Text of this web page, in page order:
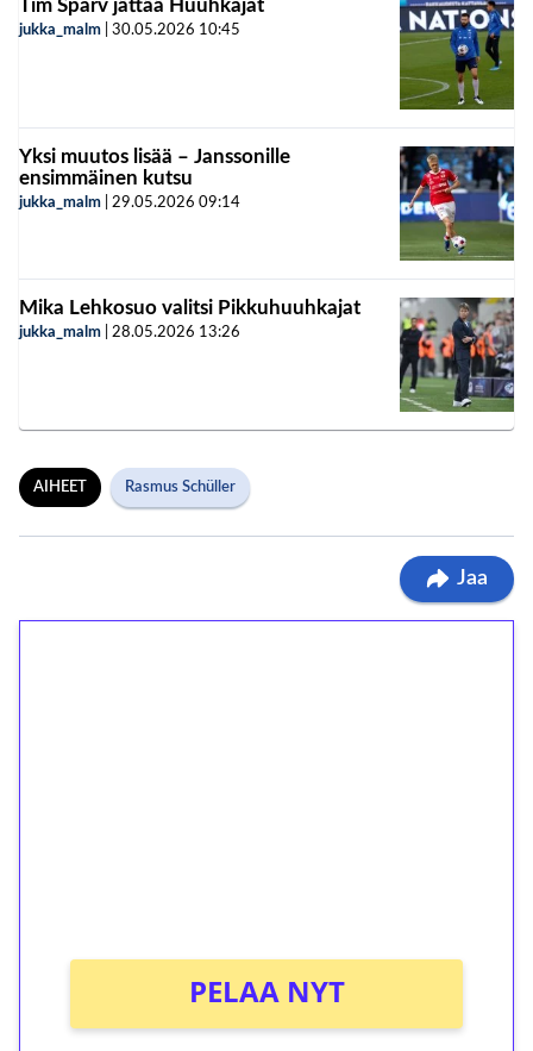
Tim Sparv jättää Huuhkajat
jukka_malm 30.05.2026 10:45
Yksi muutos lisää – Janssonille
ensimmäinen kutsu
jukka_malm 29.05.2026 09:14
Mika Lehkosuo valitsi Pikkuhuuhkajat
jukka_malm 28.05.2026 13:26
AIHEET Rasmus Schüller
Jaa
PELAA NYT